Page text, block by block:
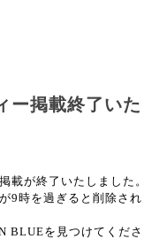
ー掲載終了いた
載が終了いたしました。
9時を過ぎると削除され
BLUEを見つけてくださ